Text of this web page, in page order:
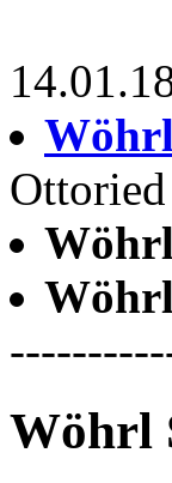
Wöhrl